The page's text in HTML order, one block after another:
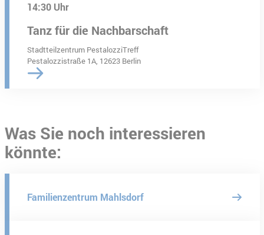
14:30 Uhr
Tanz für die Nachbarschaft
Stadtteilzentrum PestalozziTreff
Pestalozzistraße 1A, 12623 Berlin
Was Sie noch interessieren
könnte:
Familienzentrum Mahlsdorf